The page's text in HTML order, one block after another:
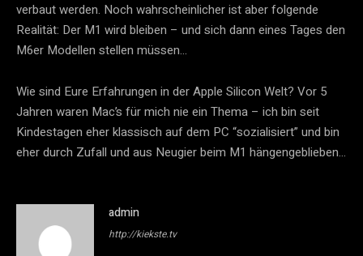
verbaut werden. Noch wahrscheinlicher ist aber folgende
Realität: Der M1 wird bleiben – und sich dann eines Tages den
M6er Modellen stellen müssen…
Wie sind Eure Erfahrungen in der Apple Silicon Welt? Vor 5
Jahren waren Mac’s für mich nie ein Thema – ich bin seit
Kindestagen eher klassisch auf dem PC “sozialisiert” und bin
eher durch Zufall und aus Neugier beim M1 hängengeblieben…
admin
http://kiekste.tv